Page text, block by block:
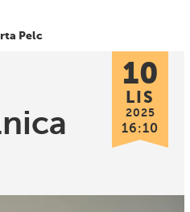
Pelc
10
LIS
2025
16:10